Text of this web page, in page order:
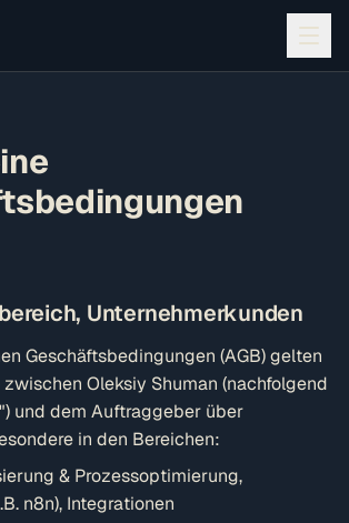
Unternehmerkunden
Geschäftsbedingungen (AGB) gelten
Oleksiy Shuman (nachfolgend
und dem Auftraggeber über
in den Bereichen:
& Prozessoptimierung,
n8n), Integrationen